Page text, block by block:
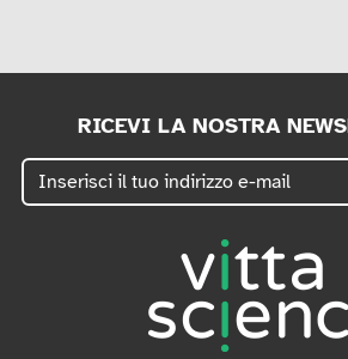
RICEVI LA NOSTRA